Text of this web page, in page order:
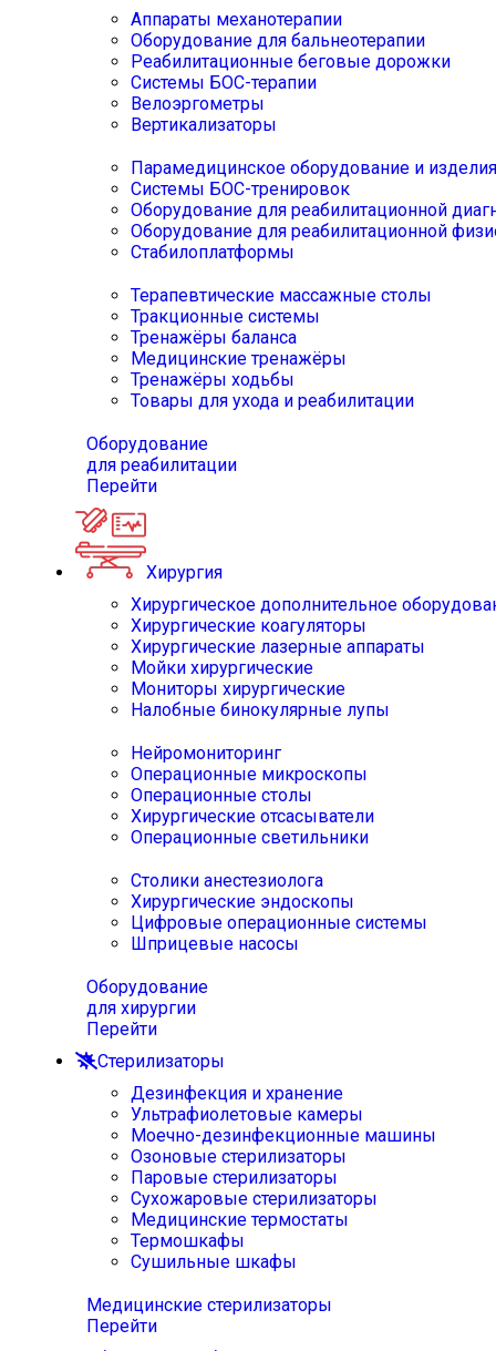
Аппараты механотерапии
Оборудование для бальнеотерапии
Реабилитационные беговые дорожки
Системы БОС-терапии
Велоэргометры
Вертикализаторы
Парамедицинское оборудование и изделия
Системы БОС-тренировок
Оборудование для реабилитационной
Оборудование для реабилитационной
Стабилоплатформы
Терапевтические массажные столы
Тракционные системы
Тренажёры баланса
Медицинские тренажёры
Тренажёры ходьбы
Товары для ухода и реабилитации
Оборудование
для реабилитации
Перейти
Хирургия
Хирургическое дополнительное
Хирургические коагуляторы
Хирургические лазерные аппараты
Мойки хирургические
Мониторы хирургические
Налобные бинокулярные лупы
Нейромониторинг
Операционные микроскопы
Операционные столы
Хирургические отсасыватели
Операционные светильники
Столики анестезиолога
Хирургические эндоскопы
Цифровые операционные системы
Шприцевые насосы
Оборудование
для хирургии
Перейти
Стерилизаторы
Дезинфекция и хранение
Ультрафиолетовые камеры
Моечно-дезинфекционные машины
Озоновые стерилизаторы
Паровые стерилизаторы
Сухожаровые стерилизаторы
Медицинские термостаты
Термошкафы
Сушильные шкафы
Медицинские стерилизаторы
Перейти